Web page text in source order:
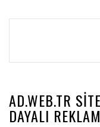
AD.WEB.TR
DAYALI